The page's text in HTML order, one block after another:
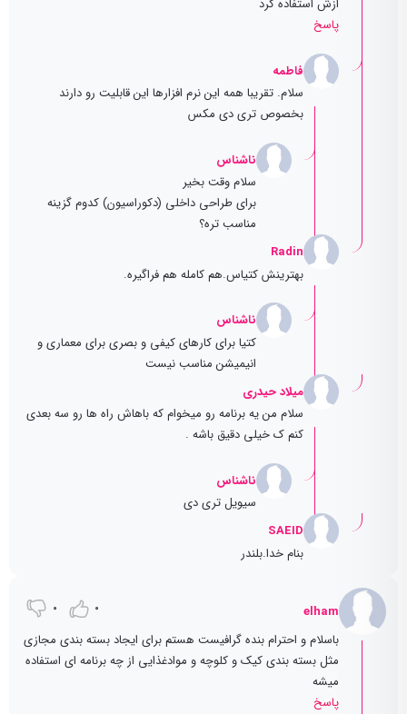
ازش استفاده کرد
پاسخ
فاطمه
سلام. تقریبا همه این نرم افزارها این قابلیت رو دارند
بخصوص تری دی مکس
ناشناس
سلام وقت بخیر
برای طراحی داخلی (دکوراسیون) کدوم گزینه
مناسب تره؟
Radin
بهترینش کتیاس.هم کامله هم فراگیره.
ناشناس
کتیا برای کارهای کیفی و بصری برای معماری و
انیمیشن مناسب نیست
میلاد حیدری
سلام من یه برنامه رو میخوام که باهاش راه ها رو سه بعدی
کنم ک خیلی دقیق باشه .
ناشناس
سیویل تری دی
SAEID
بنام خدا.بلندر
elham
0
0
باسلام و احترام بنده گرافیست هستم برای ایجاد بسته بندی مجازی
مثل بسته بندی کیک و کلوچه و موادغذایی از چه برنامه ای استفاده
میشه
پاسخ